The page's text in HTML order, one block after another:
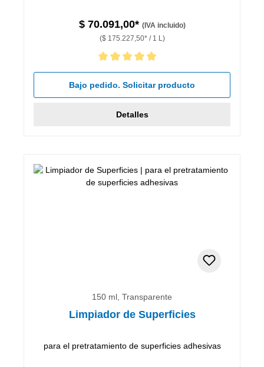
$ 70.091,00* (IVA incluido)
($ 175.227,50* / 1 L)
Calificación promedio de 5 de 5 estrellas
Bajo pedido. Solicitar producto
Detalles
150 ml, Transparente
Limpiador de Superficies
para el pretratamiento de superficies adhesivas